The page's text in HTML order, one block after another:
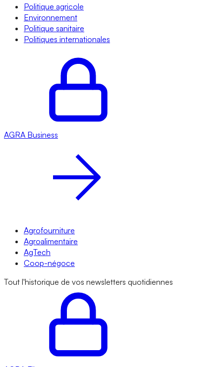
Politique agricole
Environnement
Politique sanitaire
Politiques internationales
AGRA Business
Agrofourniture
Agroalimentaire
AgTech
Coop-négoce
Tout l'historique de vos newsletters quotidiennes